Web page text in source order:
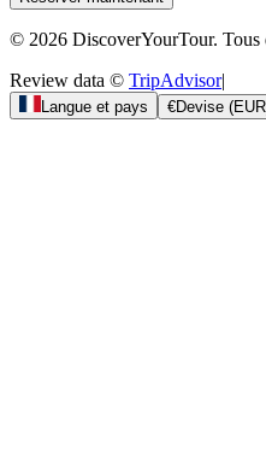
© 2026 DiscoverYourTour. Tous
Review data © TripAdvisor|
Langue et pays €Devise (EUR